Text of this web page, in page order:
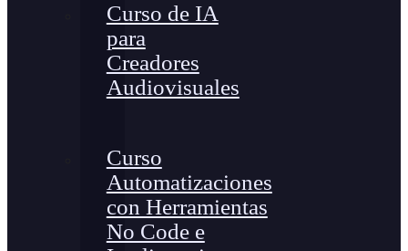
Curso de IA
para
Creadores
Audiovisuales
Curso
Automatizaciones
con Herramientas
No Code e